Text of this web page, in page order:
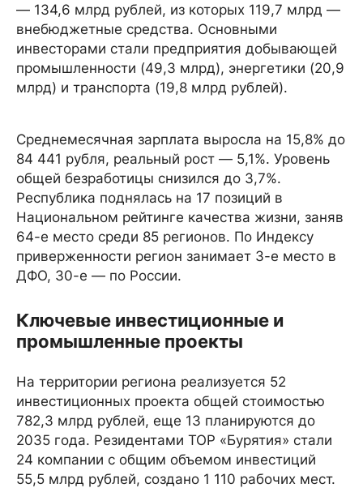
— 134,6 млрд рублей, из которых 119,7 млрд —
внебюджетные средства. Основными
инвесторами стали предприятия добывающей
промышленности (49,3 млрд), энергетики (20,9
млрд) и транспорта (19,8 млрд рублей).
Среднемесячная зарплата выросла на 15,8% до
84 441 рубля, реальный рост — 5,1%. Уровень
общей безработицы снизился до 3,7%.
Республика поднялась на 17 позиций в
Национальном рейтинге качества жизни, заняв
64-е место среди 85 регионов. По Индексу
приверженности регион занимает 3-е место в
ДФО, 30-е — по России.
Ключевые инвестиционные и
промышленные проекты
На территории региона реализуется 52
инвестиционных проекта общей стоимостью
782,3 млрд рублей, еще 13 планируются до
2035 года. Резидентами ТОР «Бурятия» стали
24 компании с общим объемом инвестиций
55,5 млрд рублей, создано 1 110 рабочих мест.